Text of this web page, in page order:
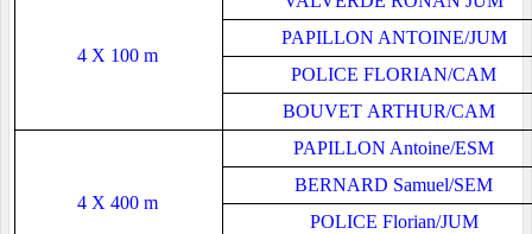
4 X 100 m
PAPILLON ANTOINE/JUM
POLICE FLORIAN/CAM
BOUVET ARTHUR/CAM
4 X 400 m
PAPILLON Antoine/ESM
BERNARD Samuel/SEM
POLICE Florian/JUM